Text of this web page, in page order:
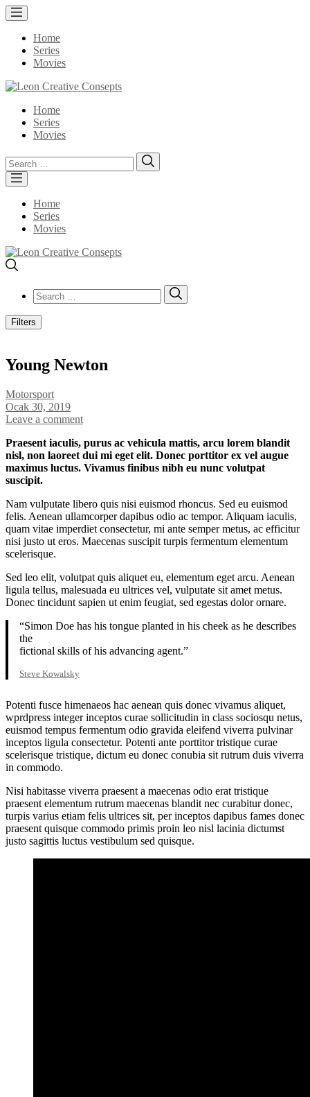
Home
Series
Movies
Home
Series
Movies
Search
for:
Home
Series
Movies
Search
for:
Filters
Young Newton
Motorsport
Ocak 30, 2019
Leave a comment
Praesent iaculis, purus ac vehicula mattis, arcu lorem blandit
nisl, non laoreet dui mi eget elit. Donec porttitor ex vel augue
maximus luctus. Vivamus finibus nibh eu nunc volutpat
suscipit.
Nam vulputate libero quis nisi euismod rhoncus. Sed eu euismod
felis. Aenean ullamcorper dapibus odio ac tempor. Aliquam iaculis,
quam vitae imperdiet consectetur, mi ante semper metus, ac efficitur
nisi justo ut eros. Maecenas suscipit turpis fermentum elementum
scelerisque.
Sed leo elit, volutpat quis aliquet eu, elementum eget arcu. Aenean
ligula tellus, malesuada eu ultrices vel, vulputate sit amet metus.
Donec tincidunt sapien ut enim feugiat, sed egestas dolor ornare.
“Simon Doe has his tongue planted in his cheek as he describes
the
fictional skills of his advancing agent.”
Steve Kowalsky
Potenti fusce himenaeos hac aenean quis donec vivamus aliquet,
wprdpress integer inceptos curae sollicitudin in class sociosqu netus,
euismod tempus fermentum odio gravida eleifend viverra pulvinar
inceptos ligula consectetur. Potenti ante porttitor tristique curae
scelerisque tristique, dictum eu donec conubia sit rutrum duis viverra
in commodo.
Nisi habitasse viverra praesent a maecenas odio erat tristique
praesent elementum rutrum maecenas blandit nec curabitur donec,
turpis varius etiam felis ultrices sit, per inceptos dapibus fames donec
praesent quisque commodo primis proin leo nisl lacinia dictumst
justo sagittis luctus vestibulum sed quisque.